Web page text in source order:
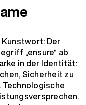
Kunstwort: Der
„ensure“ ab
in der Identität:
Sicherheit zu